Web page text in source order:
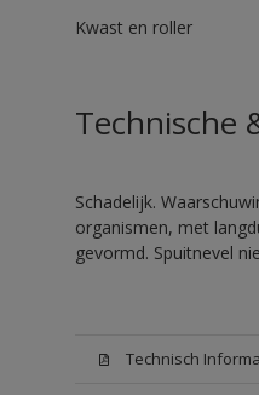
Kwast en roller
Technische
Schadelijk.
organismen, met
gevormd. Spuitnevel
Technisch